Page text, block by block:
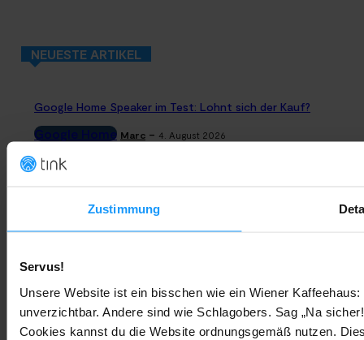
Zustimmung
Servus!
Unsere Website ist ein bisschen wie ein Wiener
unverzichtbar. Andere sind wie Schlagobers. Sag „Na
Cookies kannst du die Website ordnungsgemäß nutzen.
NEUESTE ARTIKEL
Google Home Speaker im Test: Lohnt sich der Kauf?
Google Home Marc - 4. August 2026
Sony WH-CH730N geleakt: Alles zu Sonys neuen Budget-
Kopfhörern
Trends & Technologien Marc - 2. August 2026